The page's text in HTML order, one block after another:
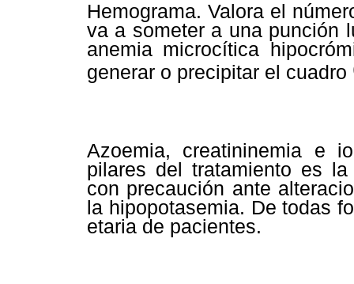
Hemograma. Valora el
va a someter a una punción
anemia microcítica
generar o precipitar el cuadro
Azoemia, creatininemia e
pilares del tratamiento es
con precaución ante
la hipopotasemia. De todas
etaria de pacientes.